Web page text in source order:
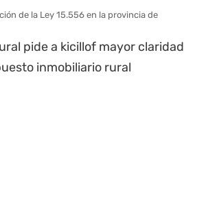
de la Ley 15.556 en la provincia de